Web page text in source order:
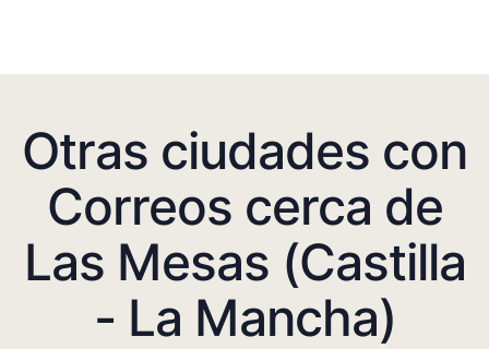
Otras ciudades con
Correos cerca de
Las Mesas (Castilla
- La Mancha)